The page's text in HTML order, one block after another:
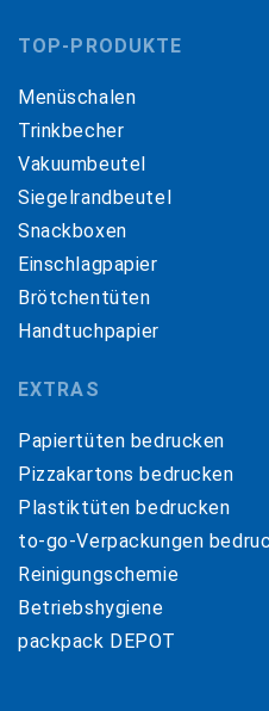
TOP-PRODUKTE
Menüschalen
Trinkbecher
Vakuumbeutel
Siegelrandbeutel
Snackboxen
Einschlagpapier
Brötchentüten
Handtuchpapier
EXTRAS
Papiertüten bedrucken
Pizzakartons bedrucken
Plastiktüten bedrucken
to-go-Verpackungen
Reinigungschemie
Betriebshygiene
packpack DEPOT